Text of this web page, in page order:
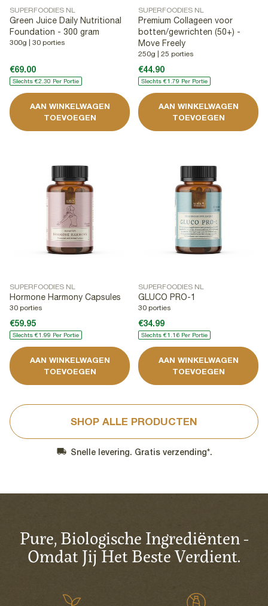
SUPERFOODIES NL
Green Juice Daily Nutritional
Foundation - 300 gram
300g | 30 porties
€69.00
Slechts €2.30 Per Portie
AAN WINKELWAGEN
TOEVOEGEN
SUPERFOODIES NL
Premium Collageen voor
botten/gewrichten (50+) -
Move Freely
250g | 25 porties
€44.90
Slechts €1.79 Per Portie
AAN WINKELWAGEN
TOEVOEGEN
SUPERFOODIES NL
Hormone Harmony Capsules
30 porties
€59.95
Slechts €1.99 Per Portie
AAN WINKELWAGEN
TOEVOEGEN
SUPERFOODIES NL
GLUCO PRO-1
30 porties
€34.99
Slechts €1.16 Per Portie
AAN WINKELWAGEN
TOEVOEGEN
SHOP ALLE PRODUCTEN
Snelle levering. Gratis verzending*.
Pure, Biologische Ingrediënten -
Omdat Jij Het Beste Verdient.